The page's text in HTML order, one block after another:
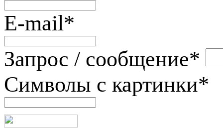
E-mail*
Запрос / сообщение*
Символы с картинки*